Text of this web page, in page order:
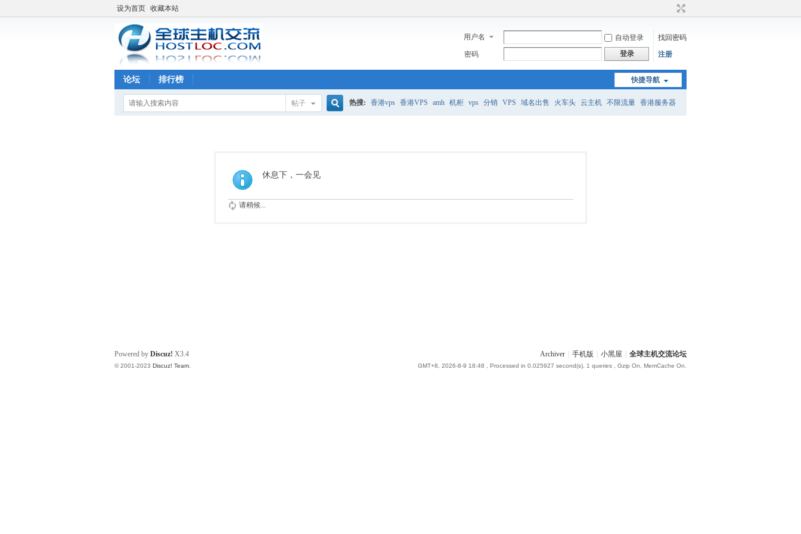
设为首页 收藏本站
用户名 自动登录
找回密码
密码
登录 注册
快捷导航
论坛 排行榜
帖子 热搜: 香港vps 香港VPS amh 机柜 vps 分销 VPS 域名出售 火车头 云主机 不限流量 香港服务器
休息下，一会见
请稍候...
Archiver 手机版 小黑屋 全球主机交流论坛
GMT+8, 2026-8-9 18:48 , Processed in 0.025927 second(s), 1 queries , Gzip On, MemCache On.
Powered by Discuz! X3.4
© 2001-2023 Discuz! Team